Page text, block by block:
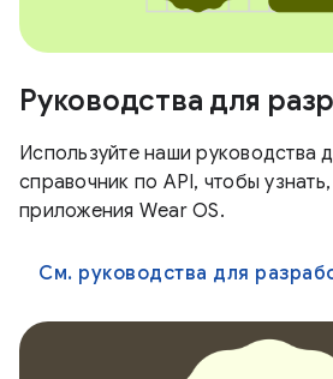
Руководства для
Используйте наши руководства
справочник по API, чтобы
приложения Wear OS.
См. руководства для